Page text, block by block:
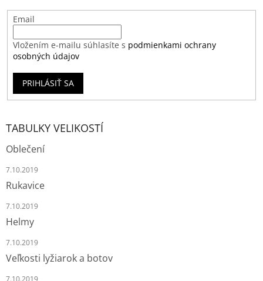
Email
Vložením e-mailu súhlasíte s podmienkami ochrany
osobných údajov
PRIHLÁSIŤ SA
TABULKY VELIKOSTÍ
Oblečení
7.10.2019
Rukavice
7.10.2019
Helmy
7.10.2019
Veľkosti lyžiarok a botov